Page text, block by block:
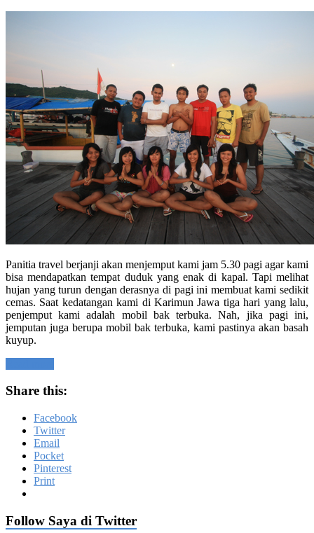
Panitia travel berjanji akan menjemput kami jam 5.30 pagi agar kami
bisa mendapatkan tempat duduk yang enak di kapal. Tapi melihat
hujan yang turun dengan derasnya di pagi ini membuat kami sedikit
cemas. Saat kedatangan kami di Karimun Jawa tiga hari yang lalu,
penjemput kami adalah mobil bak terbuka. Nah, jika pagi ini,
jemputan juga berupa mobil bak terbuka, kami pastinya akan basah
kuyup.
Share this:
Facebook
Twitter
Email
Pocket
Pinterest
Print
Follow Saya di Twitter